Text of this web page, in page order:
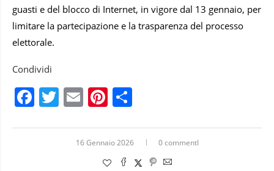
guasti e del blocco di Internet, in vigore dal 13 gennaio, per
limitare la partecipazione e la trasparenza del processo
elettorale.
Condividi
Facebook
Twitter
EmailPinterest
16 Gennaio 2026 0 commentI